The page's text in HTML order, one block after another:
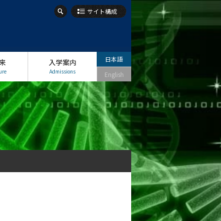
サイト構成
入学案内
Admissions
日本語
English